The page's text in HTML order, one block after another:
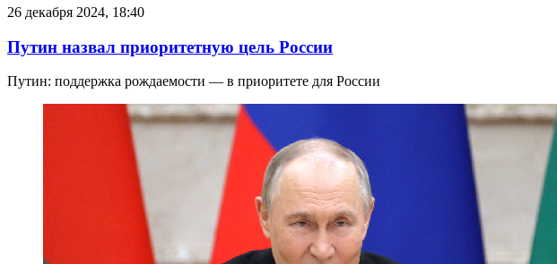
26 декабря 2024, 18:40
Путин назвал приоритетную цель России
Путин: поддержка рождаемости — в приоритете для России